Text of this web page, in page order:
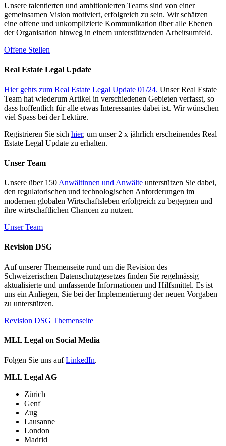
Unsere talentierten und ambitionierten Teams sind von einer
gemeinsamen Vision motiviert, erfolgreich zu sein. Wir schätzen
eine offene und unkomplizierte Kommunikation über alle Ebenen
der Organisation hinweg in einem unterstützenden Arbeitsumfeld.
Offene Stellen
Real Estate Legal Update
Hier gehts zum Real Estate Legal Update 01/24. Unser Real Estate
Team hat wiederum Artikel in verschiedenen Gebieten verfasst, so
dass hoffentlich für alle etwas Interessantes dabei ist. Wir wünschen
viel Spass bei der Lektüre.
Registrieren Sie sich hier, um unser 2 x jährlich erscheinendes Real
Estate Legal Update zu erhalten.
Unser Team
Unsere über 150 Anwältinnen und Anwälte unterstützen Sie dabei,
den regulatorischen und technologischen Anforderungen im
modernen globalen Wirtschaftsleben erfolgreich zu begegnen und
ihre wirtschaftlichen Chancen zu nutzen.
Unser Team
Revision DSG
Auf unserer Themenseite rund um die Revision des
Schweizerischen Datenschutzgesetzes finden Sie regelmässig
aktualisierte und umfassende Informationen und Hilfsmittel. Es ist
uns ein Anliegen, Sie bei der Implementierung der neuen Vorgaben
zu unterstützen.
Revision DSG Themenseite
MLL Legal on Social Media
Folgen Sie uns aufLinkedIn.
MLL Legal AG
Zürich
Genf
Zug
Lausanne
London
Madrid